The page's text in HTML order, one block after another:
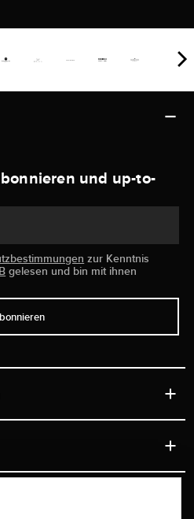
und up-to-
zur Kenntnis
gelesen und bin mit ihnen